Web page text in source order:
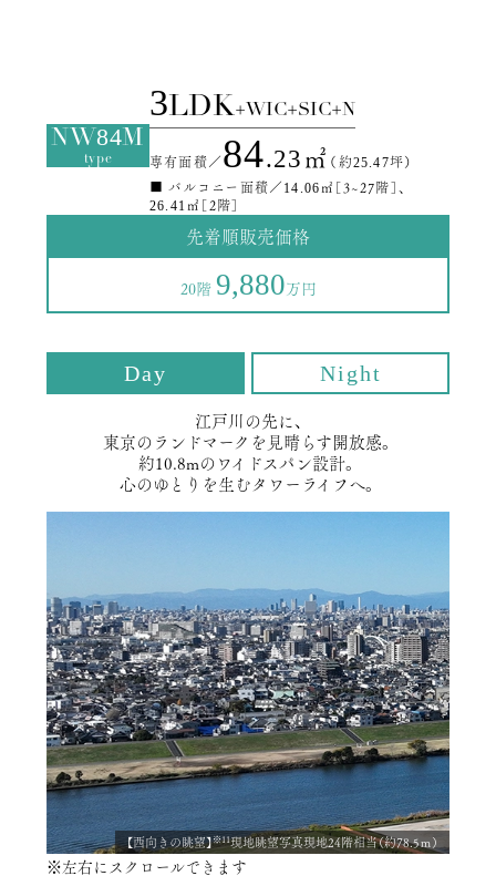
NW84M
type
3LDK+WIC+SIC+N
専有面積／ 84.23㎡ （約25.47坪）
■ バルコニー面積／ 14.06 ㎡［3~27階］、
26.41 ㎡［2階］
先着順販売価格
20階 9,880万円
Day Night
江戸川の先に、
東京のランドマークを見晴らす開放感。
約10.8mのワイドスパン設計。
心のゆとりを生むタワーライフへ。
【西向きの眺望】※11現地眺望写真現地24階相当（約78.5ｍ）
※左右にスクロールできます